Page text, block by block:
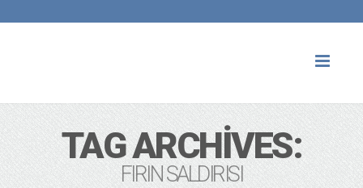
TAG ARCHIVES:
FIRIN SALDIRISI